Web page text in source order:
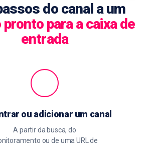
do canal a um
para a caixa de
entrada
ou adicionar um canal
A partir da busca, do
ou de uma URL de